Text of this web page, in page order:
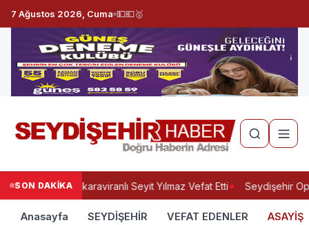
7 Ağustos 2026, Cuma 💵💶🥇
SON DAKİKAYukarıkaraviranlı Seyit Yılmaz Vefat Etti Seydişehir
Anasayfa SEYDİŞEHİR VEFAT EDENLER ASAYİŞ